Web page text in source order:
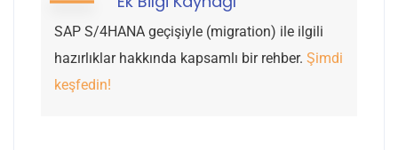
SAP S/4HANA geçişiyle (migration) ile ilgili
hazırlıklar hakkında kapsamlı bir rehber. Şimdi
keşfedin!